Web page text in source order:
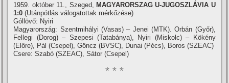
1959. október 11., Szeged, MAGYARORSZAG U-JUGOSZLÁVIA U
1:0 (Utánpótlás válogatottak mérkőzése)
Góllövő: Nyiri
Magyarország: Szentmihályi (Vasas) – Jenei (MTK). Orbán (Győr),
Fellegi (Dorog) – Szepesi (Tatabánya), Nyiri (Miskolc) – Kökény
(Előre), Pál (Csepel), Göncz (BVSC), Dunai (Pécs), Boros (SZEAC)
Csere: Szabó (SZEAC), Sátor (Csepel)
* * *